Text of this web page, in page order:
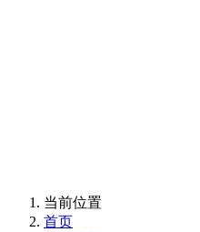
当前位置
首页